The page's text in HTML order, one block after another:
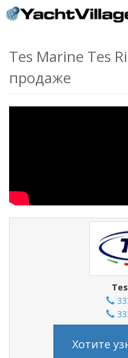
Tes Marine Tes
продаже
Хотите